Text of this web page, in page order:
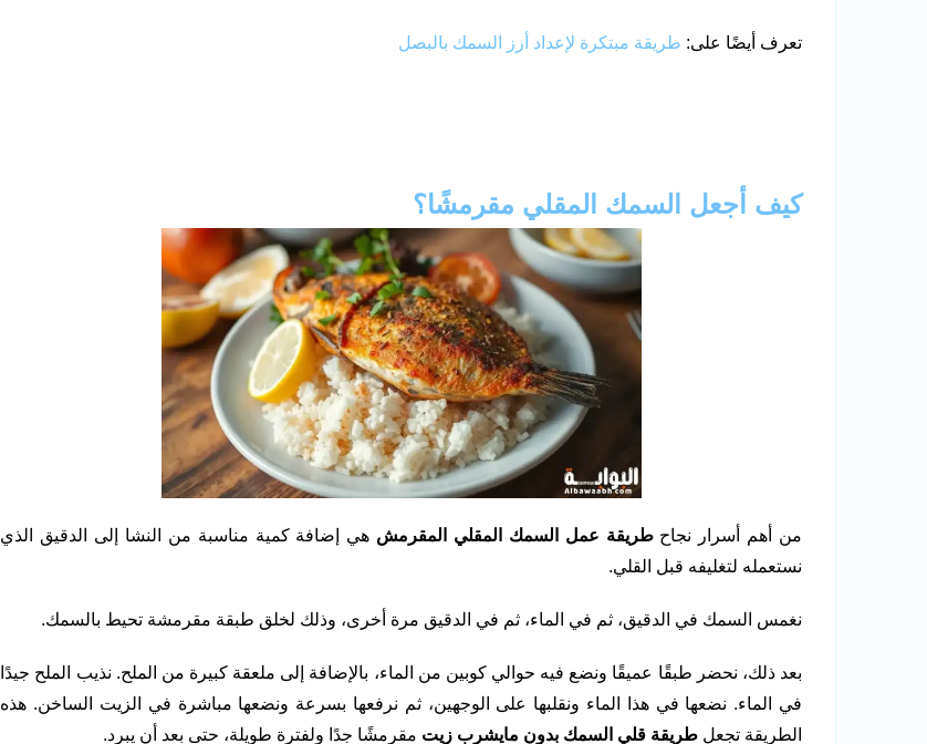
تعرف أيضًا على: طريقة مبتكرة لإعداد أرز السمك بالبصل
كيف أجعل السمك المقلي مقرمشًا؟
من أهم أسرار نجاحطريقة عمل السمك المقلي المقرمش هي إضافة كمية مناسبة من النشا إلى الدقيق الذي
نستعمله لتغليفه قبل القلي.
نغمس السمك في الدقيق، ثم في الماء، ثم في الدقيق مرة أخرى، وذلك لخلق طبقة مقرمشة تحيط بالسمك.
بعد ذلك، نحضر طبقًا عميقًا ونضع فيه حوالي كوبين من الماء، بالإضافة إلى ملعقة كبيرة من الملح. نذيب الملح جيدًا
في الماء. نضعها في هذا الماء ونقلبها على الوجهين، ثم نرفعها بسرعة ونضعها مباشرة في الزيت الساخن. هذه
الطريقة تجعل طريقة قلي السمك بدون مايشرب زيت مقرمشًا جدًا ولفترة طويلة، حتى بعد أن يبرد.